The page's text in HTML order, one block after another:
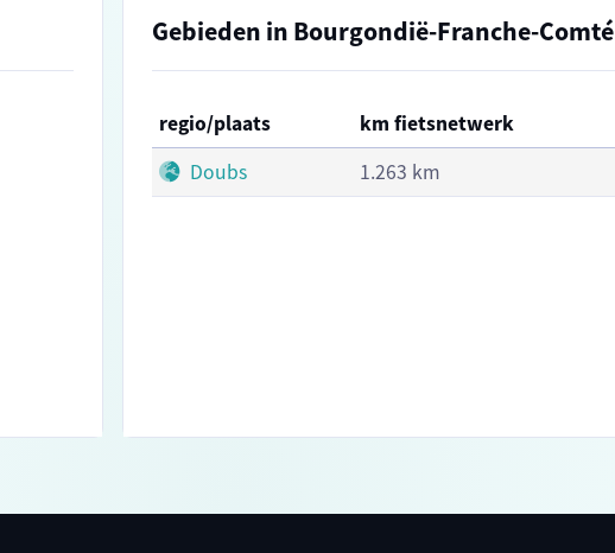
Gebieden in Bourgondië-Franche-Comté
regio/plaats
km fietsnetwerk
Doubs
1.263 km